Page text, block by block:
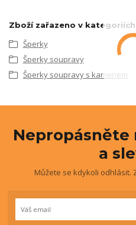
Zboží zařazeno v kategoriích
Šperky
Šperky soupravy
Šperky soupravy s kamenem
Nepropásněte
a
Můžete se kdykoli odhlásit.